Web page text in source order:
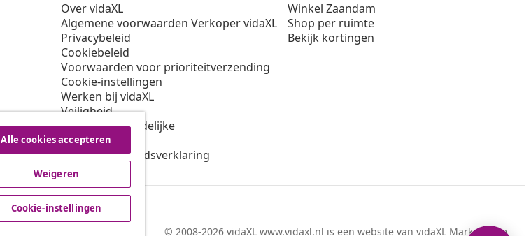
Over vidaXL
Algemene voorwaarden Verkoper vidaXL
Privacybeleid
Cookiebeleid
Voorwaarden voor prioriteitverzending
Cookie-instellingen
Werken bij vidaXL
Veiligheid
EU verantwoordelijke
Beleid voor EPR
Toegankelijkheidsverklaring
Winkel Zaandam
Shop per ruimte
Bekijk kortingen
© 2008-2026 vidaXL www.vidaxl.nl is een website van vidaXL Marketplace
Alle cookies accepteren
Weigeren
Cookie-instellingen